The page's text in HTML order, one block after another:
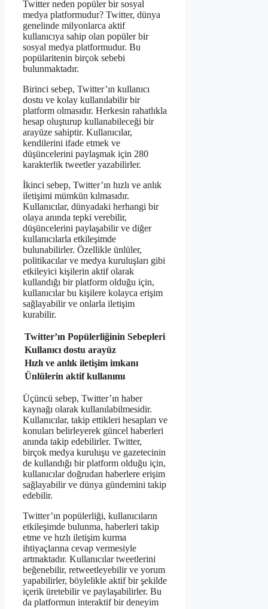
Twitter neden popüler bir sosyal
medya platformudur? Twitter, dünya
genelinde milyonlarca aktif
kullanıcıya sahip olan popüler bir
sosyal medya platformudur. Bu
popülaritenin birçok sebebi
bulunmaktadır.
Birinci sebep, Twitter’ın kullanıcı
dostu ve kolay kullanılabilir bir
platform olmasıdır. Herkesin rahatlıkla
hesap oluşturup kullanabileceği bir
arayüze sahiptir. Kullanıcılar,
kendilerini ifade etmek ve
düşüncelerini paylaşmak için 280
karakterlik tweetler yazabilirler.
İkinci sebep, Twitter’ın hızlı ve anlık
iletişimi mümkün kılmasıdır.
Kullanıcılar, dünyadaki herhangi bir
olaya anında tepki verebilir,
düşüncelerini paylaşabilir ve diğer
kullanıcılarla etkileşimde
bulunabilirler. Özellikle ünlüler,
politikacılar ve medya kuruluşları gibi
etkileyici kişilerin aktif olarak
kullandığı bir platform olduğu için,
kullanıcılar bu kişilere kolayca erişim
sağlayabilir ve onlarla iletişim
kurabilir.
Twitter’ın Popülerliğinin Sebepleri
Kullanıcı dostu arayüz
Hızlı ve anlık iletişim imkanı
Ünlülerin aktif kullanımı
Üçüncü sebep, Twitter’ın haber
kaynağı olarak kullanılabilmesidir.
Kullanıcılar, takip ettikleri hesapları ve
konuları belirleyerek güncel haberleri
anında takip edebilirler. Twitter,
birçok medya kuruluşu ve gazetecinin
de kullandığı bir platform olduğu için,
kullanıcılar doğrudan haberlere erişim
sağlayabilir ve dünya gündemini takip
edebilir.
Twitter’ın popülerliği, kullanıcıların
etkileşimde bulunma, haberleri takip
etme ve hızlı iletişim kurma
ihtiyaçlarına cevap vermesiyle
artmaktadır. Kullanıcılar tweetlerini
beğenebilir, retweetleyebilir ve yorum
yapabilirler, böylelikle aktif bir şekilde
içerik üretebilir ve paylaşabilirler. Bu
da platformun interaktif bir deneyim